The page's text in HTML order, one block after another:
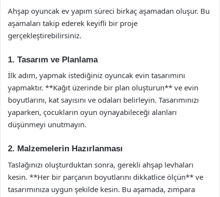
Ahşap oyuncak ev yapım süreci birkaç aşamadan oluşur. Bu
aşamaları takip ederek keyifli bir proje
gerçekleştirebilirsiniz.
1. Tasarım ve Planlama
İlk adım, yapmak istediğiniz oyuncak evin tasarımını
yapmaktır. **Kağıt üzerinde bir plan oluşturun** ve evin
boyutlarını, kat sayısını ve odaları belirleyin. Tasarımınızı
yaparken, çocukların oyun oynayabileceği alanları
düşünmeyi unutmayın.
2. Malzemelerin Hazırlanması
Taslağınızı oluşturduktan sonra, gerekli ahşap levhaları
kesin. **Her bir parçanın boyutlarını dikkatlice ölçün** ve
tasarımınıza uygun şekilde kesin. Bu aşamada, zımpara